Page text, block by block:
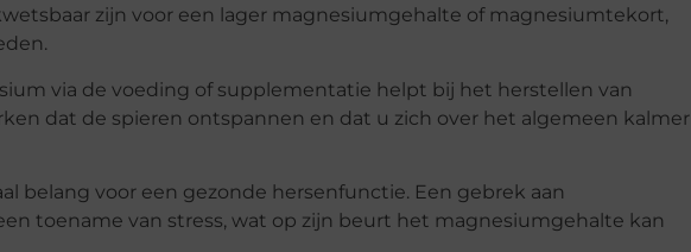
zijn voor een lager magnesiumgehalte of magnesiumtekort,
via de voeding of supplementatie helpt bij het herstellen van
dat de spieren ontspannen en dat u zich over het algemeen kalmer
belang voor een gezonde hersenfunctie. Een gebrek aan
toename van stress, wat op zijn beurt het magnesiumgehalte kan